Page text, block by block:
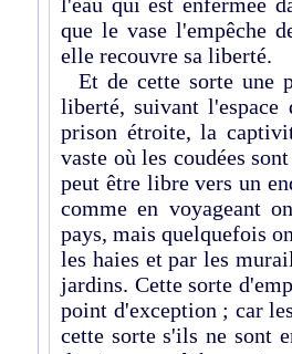
que le vase l'empêche
elle recouvre sa liberté.
Et de cette sorte une
liberté, suivant
prison étroite, la
vaste où les coudées
peut être libre vers un
comme en voyageant
pays, mais quelquefois
les haies et par les
jardins. Cette sorte
point d'exception ; car
cette sorte s'ils ne sont